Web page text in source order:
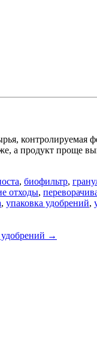
контролируемая
а продукт проще
, биофильтр,
отходы,
, упаковка удобрений,
→